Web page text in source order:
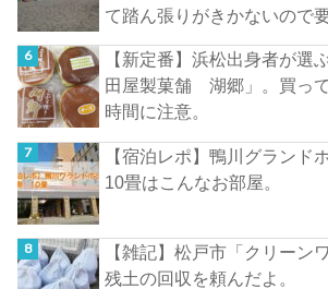
て踏ん張りがきかないので
【新定番】浜松出身者が
田屋製菓舗 湖郷」。買っ
時間に注意。
【宿泊レポ】鴨川グラン
10畳はこんなお部屋。
【雑記】松戸市「クリーン
残土の回収を頼んだよ。